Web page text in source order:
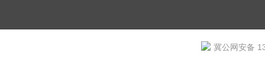
冀公网安备